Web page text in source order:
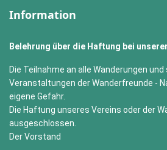
Information
Belehrung über die Haftung bei
Die Teilnahme an alle Wanderungen
Veranstaltungen der Wanderfreunde -
eigene Gefahr.
Die Haftung unseres Vereins oder der
ausgeschlossen.
Der Vorstand